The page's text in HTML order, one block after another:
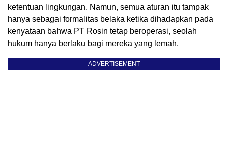
ketentuan lingkungan. Namun, semua aturan itu tampak
hanya sebagai formalitas belaka ketika dihadapkan pada
kenyataan bahwa PT Rosin tetap beroperasi, seolah
hukum hanya berlaku bagi mereka yang lemah.
ADVERTISEMENT